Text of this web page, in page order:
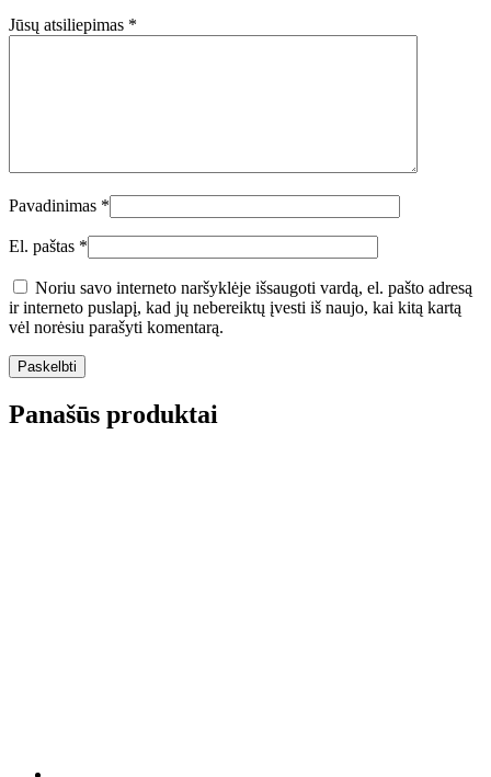
Jūsų atsiliepimas *
Pavadinimas *
El. paštas *
Noriu savo interneto naršyklėje išsaugoti vardą, el. pašto adresą
ir interneto puslapį, kad jų nebereiktų įvesti iš naujo, kai kitą kartą
vėl norėsiu parašyti komentarą.
Panašūs produktai